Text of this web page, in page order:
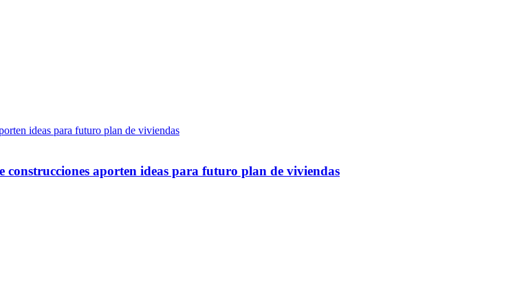
aporten ideas para futuro plan de viviendas